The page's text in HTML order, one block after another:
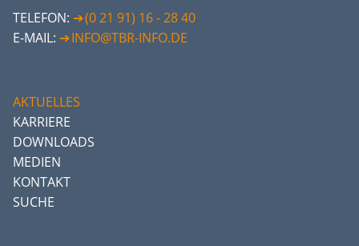
TELEFON:
(0 21 91) 16 - 28 40
E-MAIL:
INFO@TBR-INFO.DE
AKTUELLES
KARRIERE
DOWNLOADS
MEDIEN
KONTAKT
SUCHE